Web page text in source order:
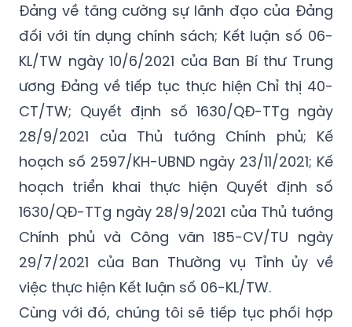
Đảng về tăng cường sự lãnh đạo của Đảng
đối với tín dụng chính sách; Kết luận số 06-
KL/TW ngày 10/6/2021 của Ban Bí thư Trung
ương Đảng về tiếp tục thực hiện Chỉ thị 40-
CT/TW; Quyết định số 1630/QĐ-TTg ngày
28/9/2021 của Thủ tướng Chính phủ; Kế
hoạch số 2597/KH-UBND ngày 23/11/2021; Kế
hoạch triển khai thực hiện Quyết định số
1630/QĐ-TTg ngày 28/9/2021 của Thủ tướng
Chính phủ và Công văn 185-CV/TU ngày
29/7/2021 của Ban Thường vụ Tỉnh ủy về
việc thực hiện Kết luận số 06-KL/TW.
Cùng với đó, chúng tôi sẽ tiếp tục phối hợp